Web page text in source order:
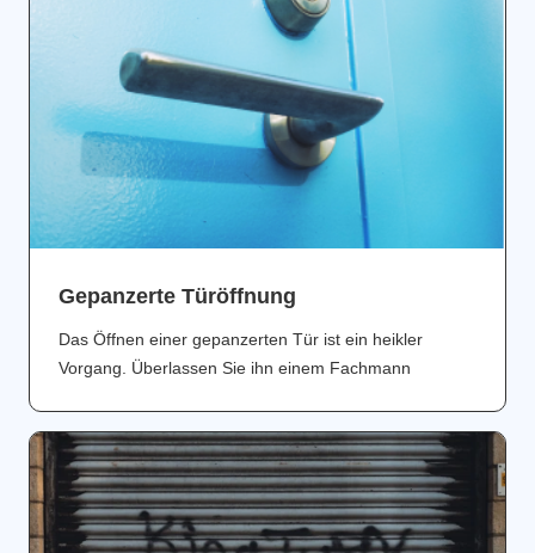
Gepanzerte Türöffnung
Das Öffnen einer gepanzerten Tür ist ein heikler
Vorgang. Überlassen Sie ihn einem Fachmann